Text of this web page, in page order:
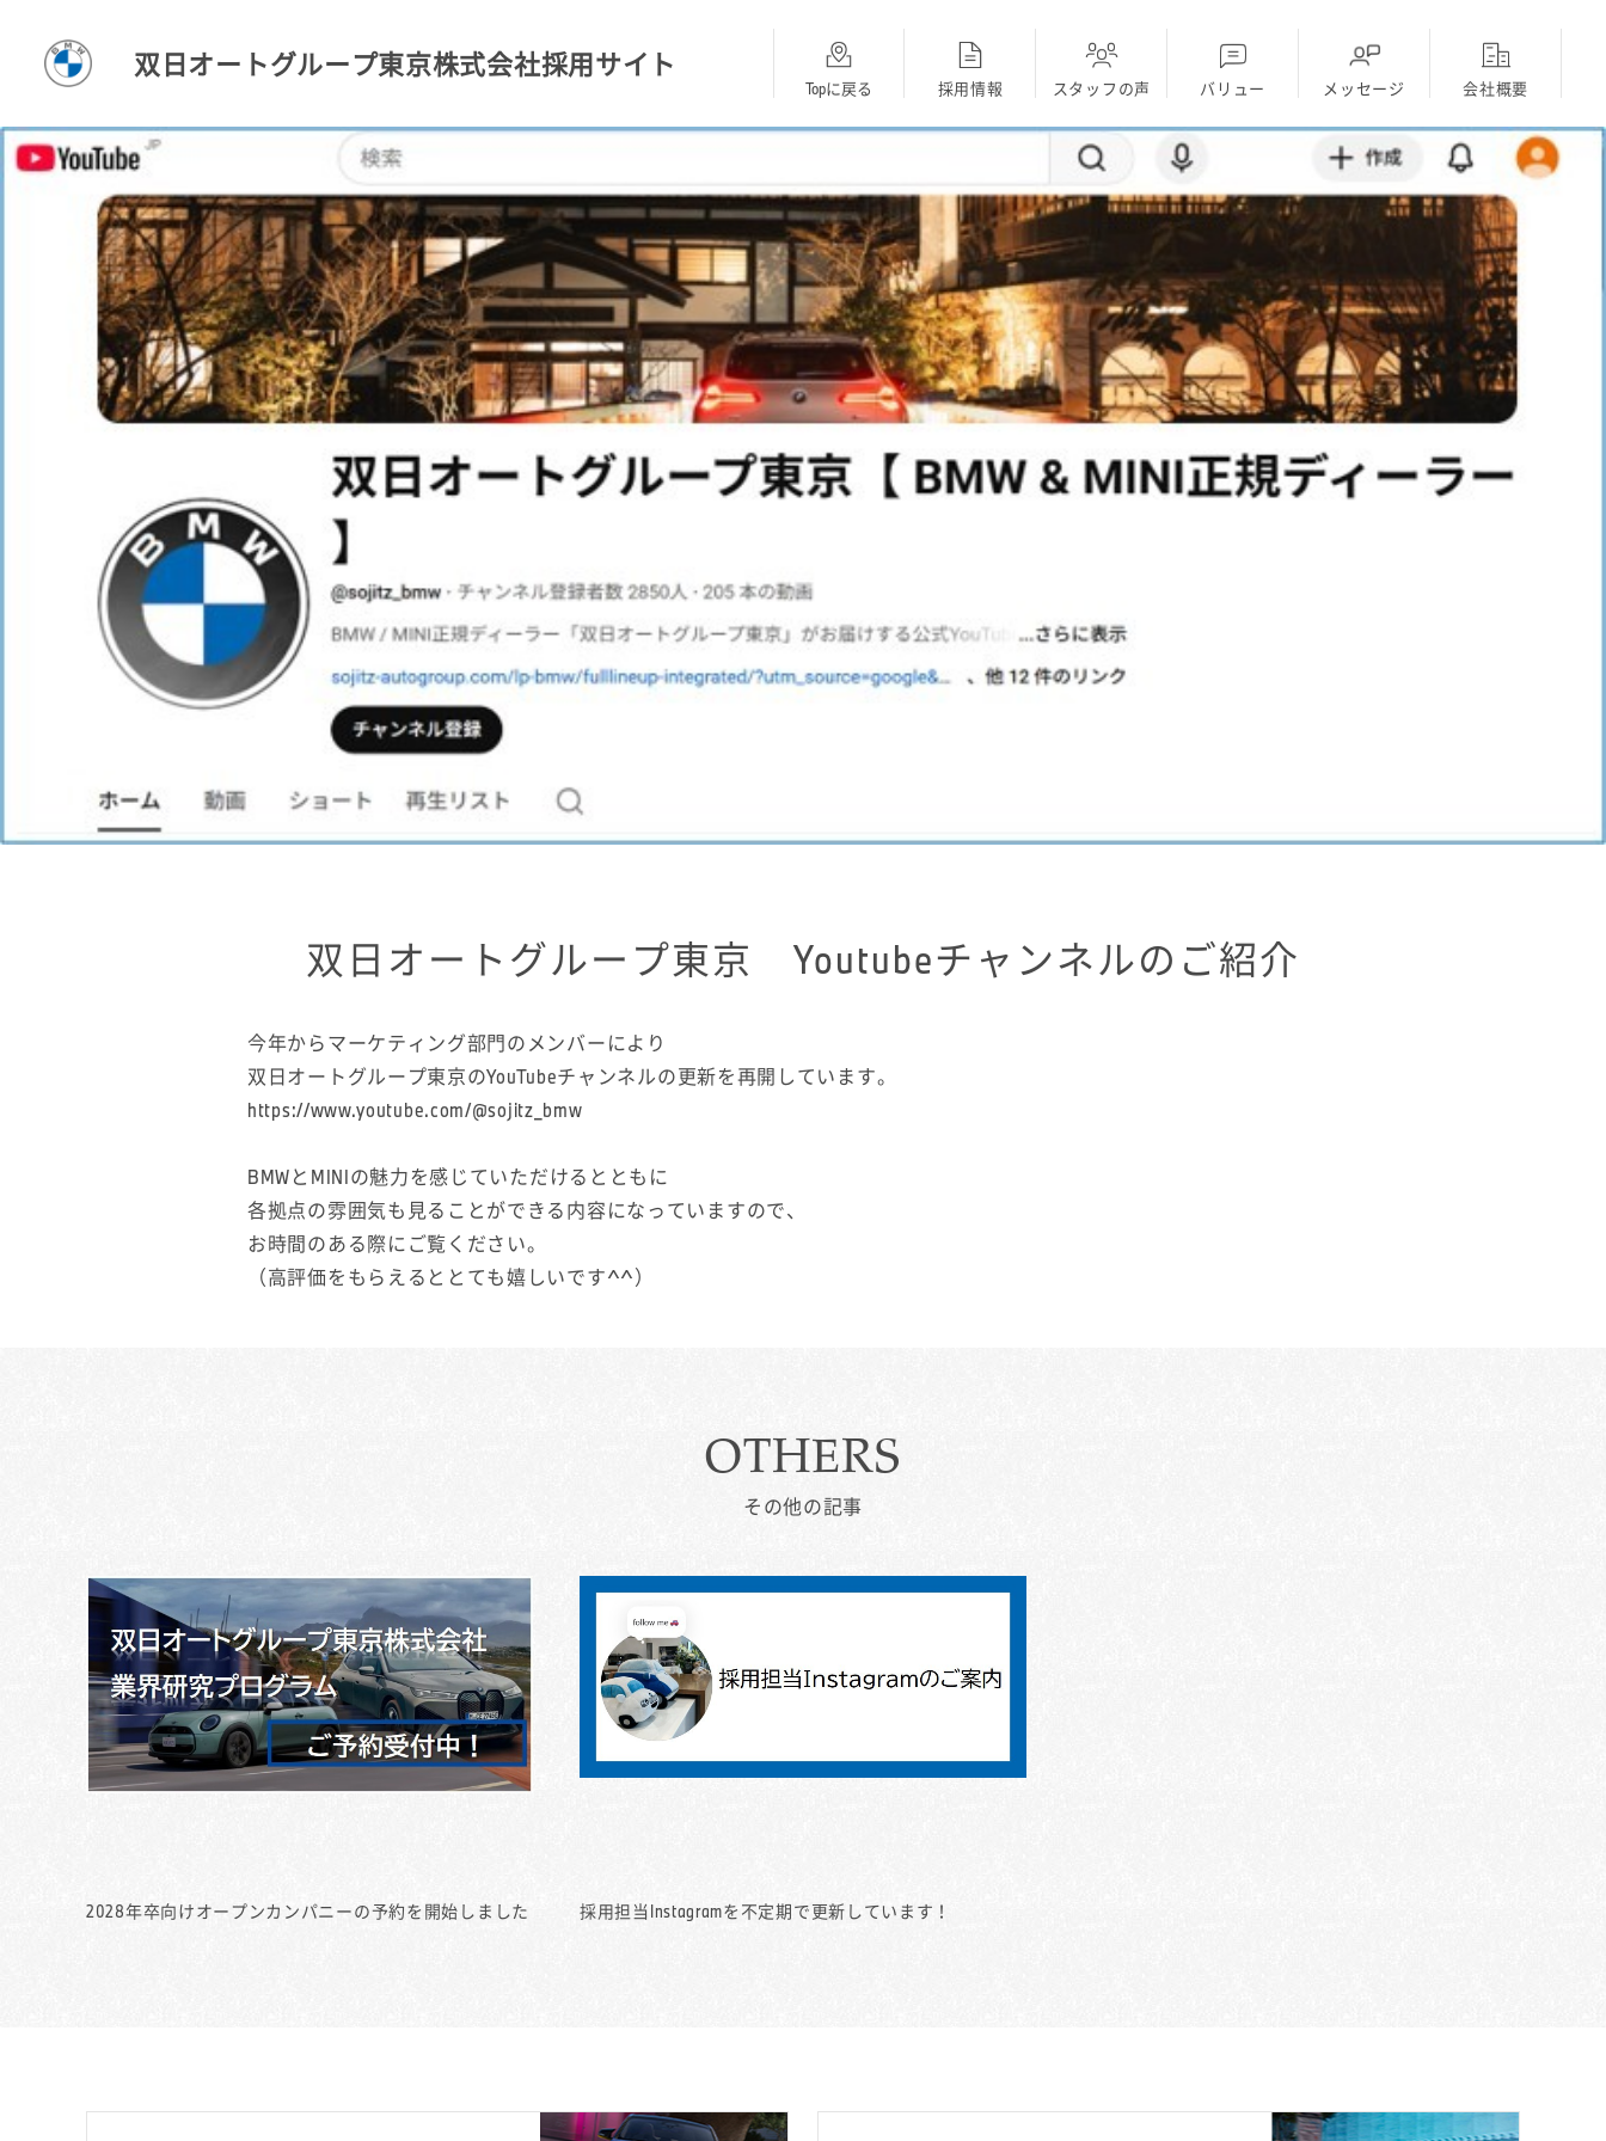
双日オートグループ東京株式会社採用サイト
Topに戻る
総合採用
Topに戻る
BMW
採用Topに戻る
採用Topに戻る
ディーラー
採用情報 スタッフの声 バリュー メッセージ 会社概要
双日オートグループ東京 Youtubeチャンネルのご紹介
今年からマーケティング部門のメンバーにより
双日オートグループ東京のYouTubeチャンネルの更新を再開しています。
https://www.youtube.com/@sojitz_bmw
BMWとMINIの魅力を感じていただけるとともに
各拠点の雰囲気も見ることができる内容になっていますので、
お時間のある際にご覧ください。
（高評価をもらえるととても嬉しいです^^）
OTHERS
その他の記事
2028年卒向けオープンカンパニーの予約を開始しました 採用担当Instagramを不定期で更新しています！